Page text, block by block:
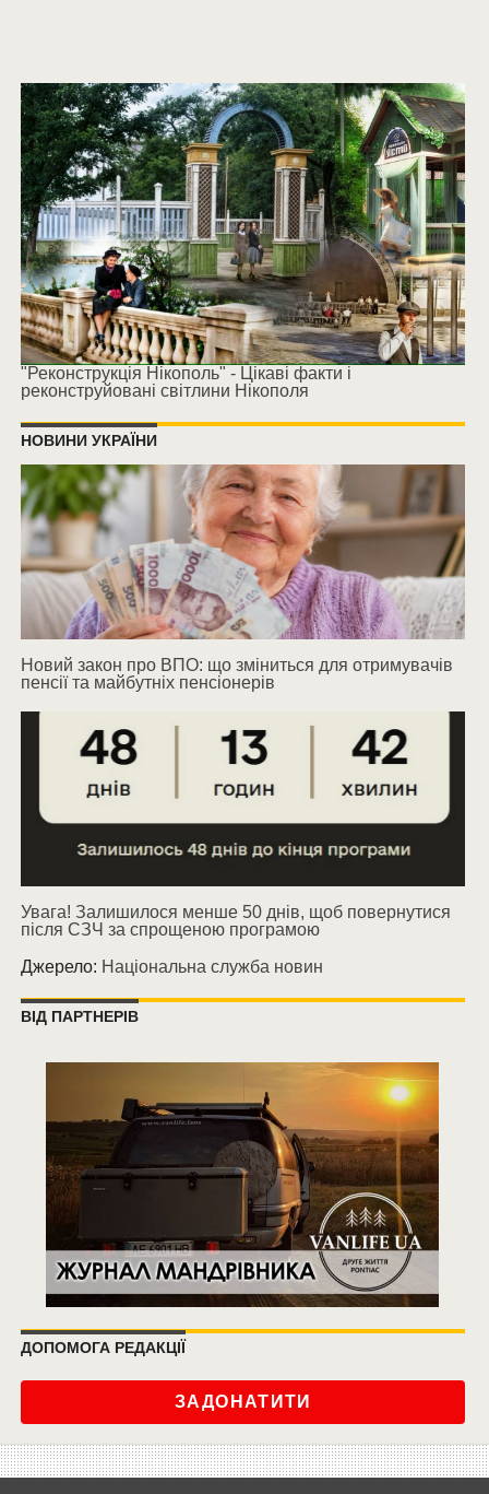
"Реконструкція Нікополь" - Цікаві факти і
реконструйовані світлини Нікополя
НОВИНИ УКРАЇНИ
Новий закон про ВПО: що зміниться для отримувачів
пенсії та майбутніх пенсіонерів
Увага! Залишилося менше 50 днів, щоб повернутися
після СЗЧ за спрощеною програмою
Джерело: Національна служба новин
ВІД ПАРТНЕРІВ
ДОПОМОГА РЕДАКЦІЇ
ЗАДОНАТИТИ